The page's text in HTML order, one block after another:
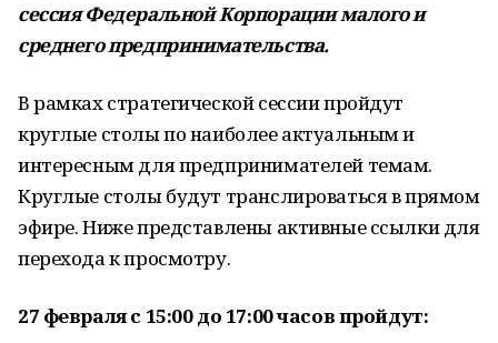
сессия Федеральной Корпорации малого и
среднего предпринимательства.
В рамках стратегической сессии пройдут
круглые столы по наиболее актуальным и
интересным для предпринимателей темам.
Круглые столы будут транслироваться в прямом
эфире. Ниже представлены активные ссылки для
перехода к просмотру.
27 февраля с 15:00 до 17:00 часов пройдут: